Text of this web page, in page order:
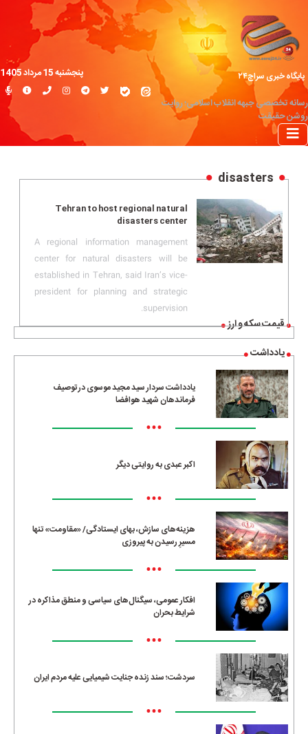
پایگاه خبری سراج۲۴
رسانه تخصصی جبهه انقلاب اسلامی؛ روایت
روشن حقیقت
پنجشنبه 15 مرداد 1405
قیمت سکه و ارز
یادداشت
یادداشت سردار سید مجید موسوی در توصیف
فرماندهان شهید هوافضا
•••
اکبر عبدی به روایتی دیگر
•••
هزینه‌های سازش، بهای ایستادگی/ «مقاومت» تنها
مسیرِ رسیدن به پیروزی
•••
افکار عمومی، سیگنال‌های سیاسی و منطق مذاکره در
شرایط بحران
•••
سردشت؛ سند زنده جنایت شیمیایی علیه مردم ایران
•••
disasters
Tehran to host regional natural
disasters center
A regional information management
center for natural disasters will be
established in Tehran, said Iran’s vice-
president for planning and strategic
supervision.